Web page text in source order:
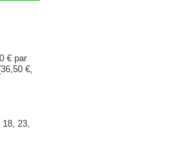
€ par
€,
18, 23,